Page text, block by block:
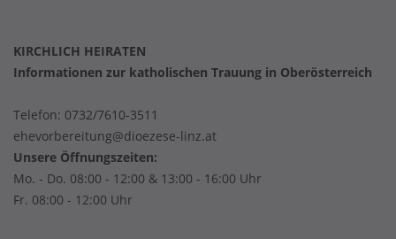
KIRCHLICH HEIRATEN
Informationen zur katholischen Trauung in Oberösterreich
Telefon: 0732/7610-3511
ehevorbereitung@dioezese-linz.at
Unsere Öffnungszeiten:
Mo. - Do. 08:00 - 12:00 & 13:00 - 16:00 Uhr
Fr. 08:00 - 12:00 Uhr